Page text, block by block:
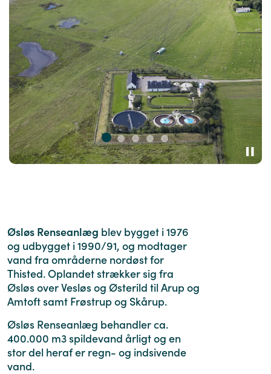
Øsløs Renseanlæg blev bygget i 1976
og udbygget i 1990/91, og modtager
vand fra områderne nordøst for
Thisted. Oplandet strækker sig fra
Øsløs over Vesløs og Østerild til Arup og
Amtoft samt Frøstrup og Skårup.
Øsløs Renseanlæg behandler ca.
400.000 m3 spildevand årligt og en
stor del heraf er regn- og indsivende
vand.